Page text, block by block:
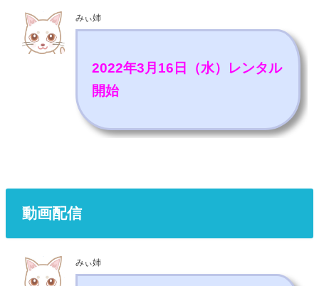
みぃ姉
2022年3月16日（水）レンタル
開始
動画配信
みぃ姉